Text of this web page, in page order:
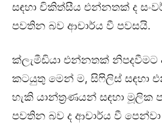
සඳහා චිකිත්සීය එන්නතක් ද
පවතින බව ආචාර්ය වී පවසයි.
ක්ලැමීඩියා එන්නතක් නිපදවීමට
කටයුතු මෙන් ම, සිෆිලිස් සඳහා
හැකි යාන්ත්‍රණයන් සඳහා මූලික
පවතින බව ද ආචාර්ය වී පෙන්වා